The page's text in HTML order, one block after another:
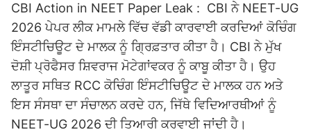
CBI Action in NEET Paper Leak : CBI ਨੇ NEET-UG
2026 ਪੇਪਰ ਲੀਕ ਮਾਮਲੇ ਵਿੱਚ ਵੱਡੀ ਕਾਰਵਾਈ ਕਰਦਿਆਂ ਕੋਚਿੰਗ
ਇੰਸਟੀਚਿਊਟ ਦੇ ਮਾਲਕ ਨੂੰ ਗ੍ਰਿਫ਼ਤਾਰ ਕੀਤਾ ਹੈ। CBI ਨੇ ਮੁੱਖ
ਦੋਸ਼ੀ ਪ੍ਰੋਫੈਸਰ ਸ਼ਿਵਰਾਜ ਮੋਟੇਗਾਂਵਕਰ ਨੂੰ ਕਾਬੂ ਕੀਤਾ ਹੈ। ਉਹ
ਲਾਤੂਰ ਸਥਿਤ RCC ਕੋਚਿੰਗ ਇੰਸਟੀਚਿਊਟ ਦੇ ਮਾਲਕ ਹਨ ਅਤੇ
ਇਸ ਸੰਸਥਾ ਦਾ ਸੰਚਾਲਨ ਕਰਦੇ ਹਨ, ਜਿੱਥੇ ਵਿਦਿਆਰਥੀਆਂ ਨੂੰ
NEET-UG 2026 ਦੀ ਤਿਆਰੀ ਕਰਵਾਈ ਜਾਂਦੀ ਹੈ।